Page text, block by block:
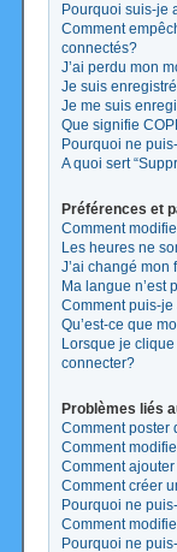
Pourquoi suis-je
Comment
connectés?
J’ai perdu mon
Je suis
Je me suis
Que signifie
Pourquoi ne
A quoi sert
Préférences et
Comment
Les heures ne
J’ai changé mon
Ma langue n’est
Comment puis-je
Qu’est-ce que
Lorsque je
connecter?
Problèmes liés
Comment poster
Comment
Comment
Comment créer
Pourquoi ne
Comment
Pourquoi ne